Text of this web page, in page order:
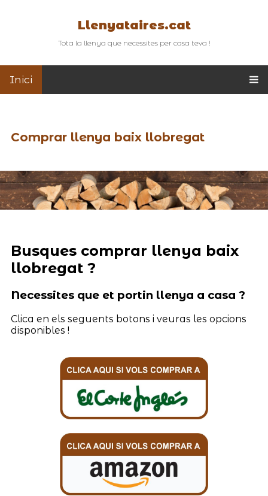
Llenyataires.cat
Tota la llenya que necessites per casa teva !
Inici
Comprar llenya baix llobregat
Busques comprar llenya baix
llobregat ?
Necessites que et portin llenya a casa ?
Clica en els seguents botons i veuras les opcions
disponibles !